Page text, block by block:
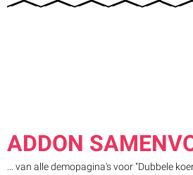
ADDON
... van alle demopagina's voor "Dubbele